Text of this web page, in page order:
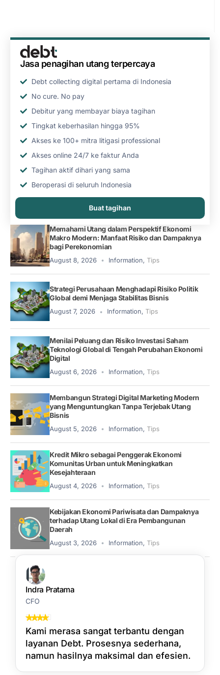
Jasa penagihan utang terpercaya
Debt collecting digital pertama di Indonesia
No cure. No pay
Debitur yang membayar biaya tagihan
Tingkat keberhasilan hingga 95%
Akses ke 100+ mitra litigasi professional
Akses online 24/7 ke faktur Anda
Tagihan aktif dihari yang sama
Beroperasi di seluruh Indonesia
Buat tagihan
Memahami Utang dalam Perspektif Ekonomi
Makro Modern: Manfaat Risiko dan Dampaknya
bagi Perekonomian
August 8, 2026 Information, Tips
Strategi Perusahaan Menghadapi Risiko Politik
Global demi Menjaga Stabilitas Bisnis
August 7, 2026 Information, Tips
Menilai Peluang dan Risiko Investasi Saham
Teknologi Global di Tengah Perubahan Ekonomi
Digital
August 6, 2026 Information, Tips
Membangun Strategi Digital Marketing Modern
yang Menguntungkan Tanpa Terjebak Utang
Bisnis
August 5, 2026 Information, Tips
Kredit Mikro sebagai Penggerak Ekonomi
Komunitas Urban untuk Meningkatkan
Kesejahteraan
August 4, 2026 Information, Tips
Kebijakan Ekonomi Pariwisata dan Dampaknya
terhadap Utang Lokal di Era Pembangunan
Daerah
August 3, 2026 Information, Tips
Indra Pratama
CFO
Kami merasa sangat terbantu dengan
layanan Debt. Prosesnya sederhana,
namun hasilnya maksimal dan efesien.